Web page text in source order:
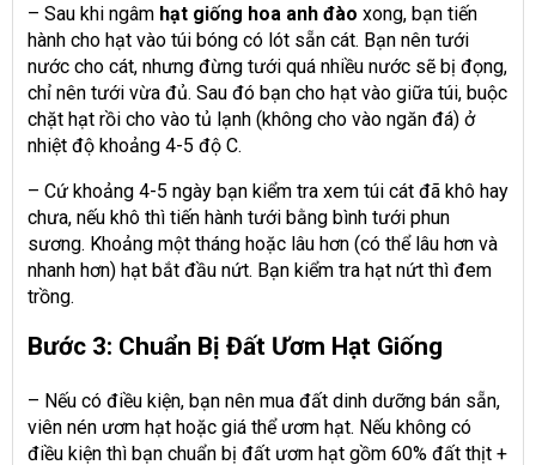
– Sau khi ngâm hạt giống hoa anh đào xong, bạn tiến
hành cho hạt vào túi bóng có lót sẵn cát. Bạn nên tưới
nước cho cát, nhưng đừng tưới quá nhiều nước sẽ bị đọng,
chỉ nên tưới vừa đủ. Sau đó bạn cho hạt vào giữa túi, buộc
chặt hạt rồi cho vào tủ lạnh (không cho vào ngăn đá) ở
nhiệt độ khoảng 4-5 độ C.
– Cứ khoảng 4-5 ngày bạn kiểm tra xem túi cát đã khô hay
chưa, nếu khô thì tiến hành tưới bằng bình tưới phun
sương. Khoảng một tháng hoặc lâu hơn (có thể lâu hơn và
nhanh hơn) hạt bắt đầu nứt. Bạn kiểm tra hạt nứt thì đem
trồng.
Bước 3: Chuẩn Bị Đất Ươm Hạt Giống
– Nếu có điều kiện, bạn nên mua đất dinh dưỡng bán sẵn,
viên nén ươm hạt hoặc giá thể ươm hạt. Nếu không có
điều kiện thì bạn chuẩn bị đất ươm hạt gồm 60% đất thịt +